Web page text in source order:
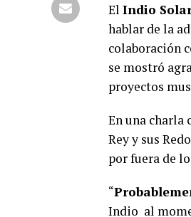
El Indio
hablar de la
colaboración
se mostró
proyectos
En una charla
Rey y sus
por fuera de
“
Indio al